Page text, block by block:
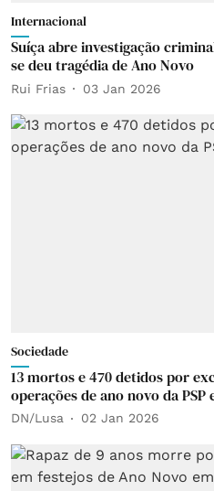
Internacional
Suíça abre investigação
se deu tragédia de Ano Novo
Rui Frias 03 Jan 2026
Sociedade
13 mortos e 470 detidos por
operações de ano novo da PSP
DN/Lusa 02 Jan 2026